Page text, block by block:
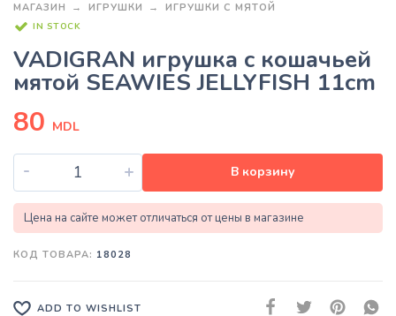
МАГАЗИН ИГРУШКИ ИГРУШКИ С МЯТОЙ
IN STOCK
VADIGRAN игрушка с кошачьей
мятой SEAWIES JELLYFISH 11cm
80 MDL
- + В корзину
Цена на сайте может отличаться от цены в магазине
КОД ТОВАРА: 18028
ADD TO WISHLIST